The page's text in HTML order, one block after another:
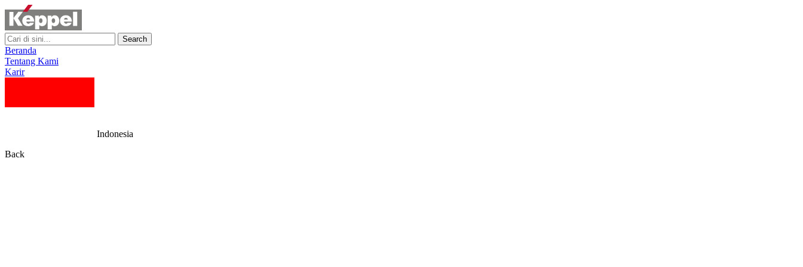
Search
Beranda
Tentang Kami
Karir
Indonesia
Back